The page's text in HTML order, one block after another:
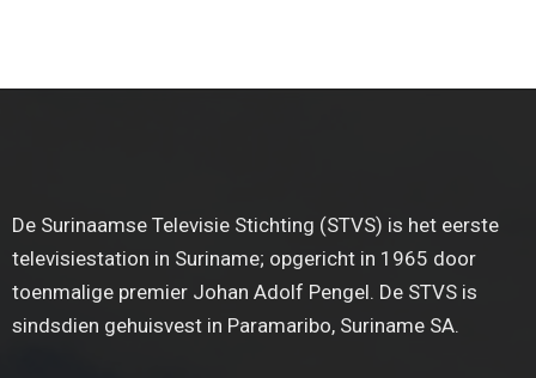
De Surinaamse Televisie Stichting (STVS) is het eerste
televisiestation in Suriname; opgericht in 1965 door
toenmalige premier Johan Adolf Pengel. De STVS is
sindsdien gehuisvest in Paramaribo, Suriname SA.